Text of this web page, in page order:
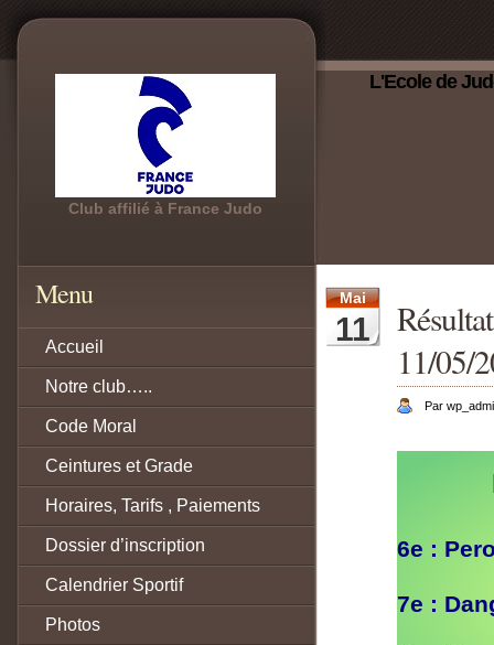
Club affilié à France Judo
Menu
Accueil
Notre club…..
Code Moral
Ceintures et Grade
Horaires, Tarifs , Paiements
Dossier d’inscription
Calendrier Sportif
Photos
L'Ecole de
Mai
11
11/05/
Par
6e :
7e :